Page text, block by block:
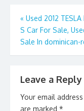
Post
navigation
« Used 2012 TESLA
S Car For Sale,
Sale In dominican-
Leave a Reply
Your email
are marked *